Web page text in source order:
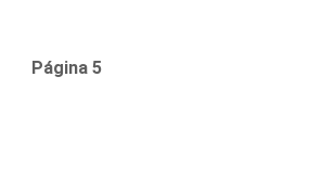
Página 5